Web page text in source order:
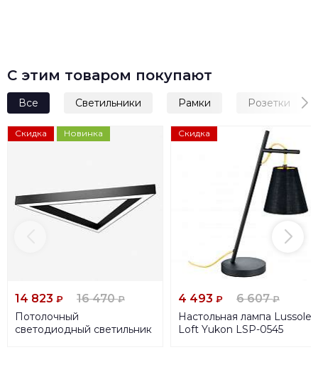
С этим товаром покупают
Все Светильники Рамки Розетки
Скидка Новинка
14 823 ₽ 16 470₽
Потолочный
светодиодный светильник
Скидка
4 493 ₽ 6 607₽
Настольная лампа Lussole
Loft Yukon LSP-0545